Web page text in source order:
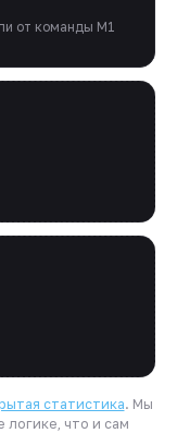
от команды M1
статистика. Мы
что и сам